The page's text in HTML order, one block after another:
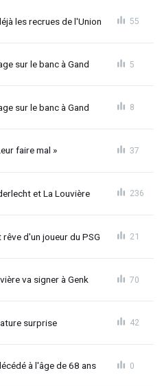
les recrues de l'Union 55
sur le banc à Gand 5
sur le banc à Gand 8
faire mal » 37
et La Louvière 236
d'un joueur du PSG 21
va signer à Genk 70
surprise 42
à l'âge de 68 ans 0